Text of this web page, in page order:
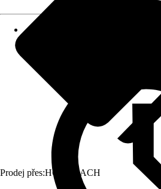
Prodej přes:HORNBACH